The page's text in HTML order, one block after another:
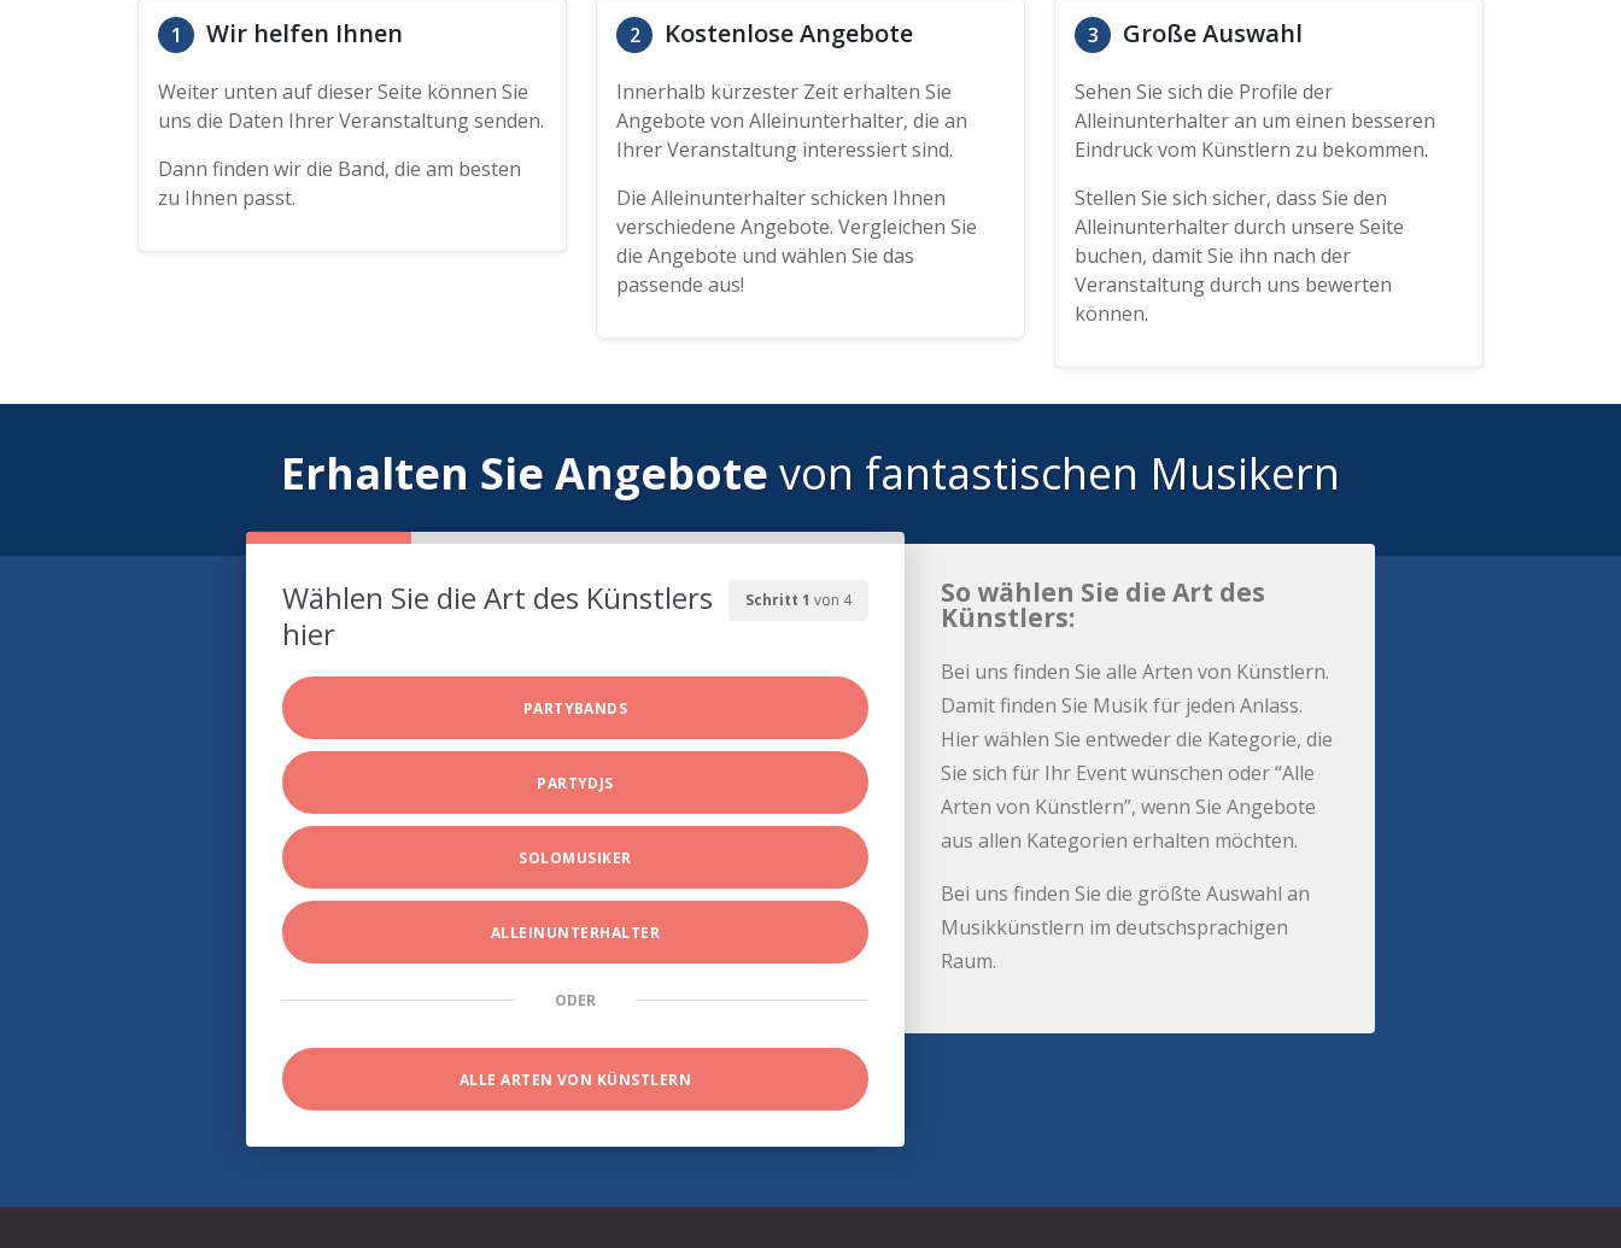
1 Wir helfen Ihnen
Weiter unten auf dieser Seite können Sie
uns die Daten Ihrer Veranstaltung senden.
Dann finden wir die Band, die am besten
zu Ihnen passt.
2 Kostenlose Angebote
Innerhalb kürzester Zeit erhalten Sie
Angebote von Alleinunterhalter, die an
Ihrer Veranstaltung interessiert sind.
Die Alleinunterhalter schicken Ihnen
verschiedene Angebote. Vergleichen Sie
die Angebote und wählen Sie das
passende aus!
3 Große Auswahl
Sehen Sie sich die Profile der
Alleinunterhalter an um einen besseren
Eindruck vom Künstlern zu bekommen.
Stellen Sie sich sicher, dass Sie den
Alleinunterhalter durch unsere Seite
buchen, damit Sie ihn nach der
Veranstaltung durch uns bewerten
können.
Erhalten Sie Angebote von fantastischen Musikern
Schritt 1 von 4
Wählen Sie die Art des Künstlers
hier
PARTYBANDS
PARTYDJS
SOLOMUSIKER
ALLEINUNTERHALTER
ODER
ALLE ARTEN VON KÜNSTLERN
So wählen Sie die Art des
Künstlers:
Bei uns finden Sie alle Arten von Künstlern.
Damit finden Sie Musik für jeden Anlass.
Hier wählen Sie entweder die Kategorie, die
Sie sich für Ihr Event wünschen oder “Alle
Arten von Künstlern”, wenn Sie Angebote
aus allen Kategorien erhalten möchten.
Bei uns finden Sie die größte Auswahl an
Musikkünstlern im deutschsprachigen
Raum.